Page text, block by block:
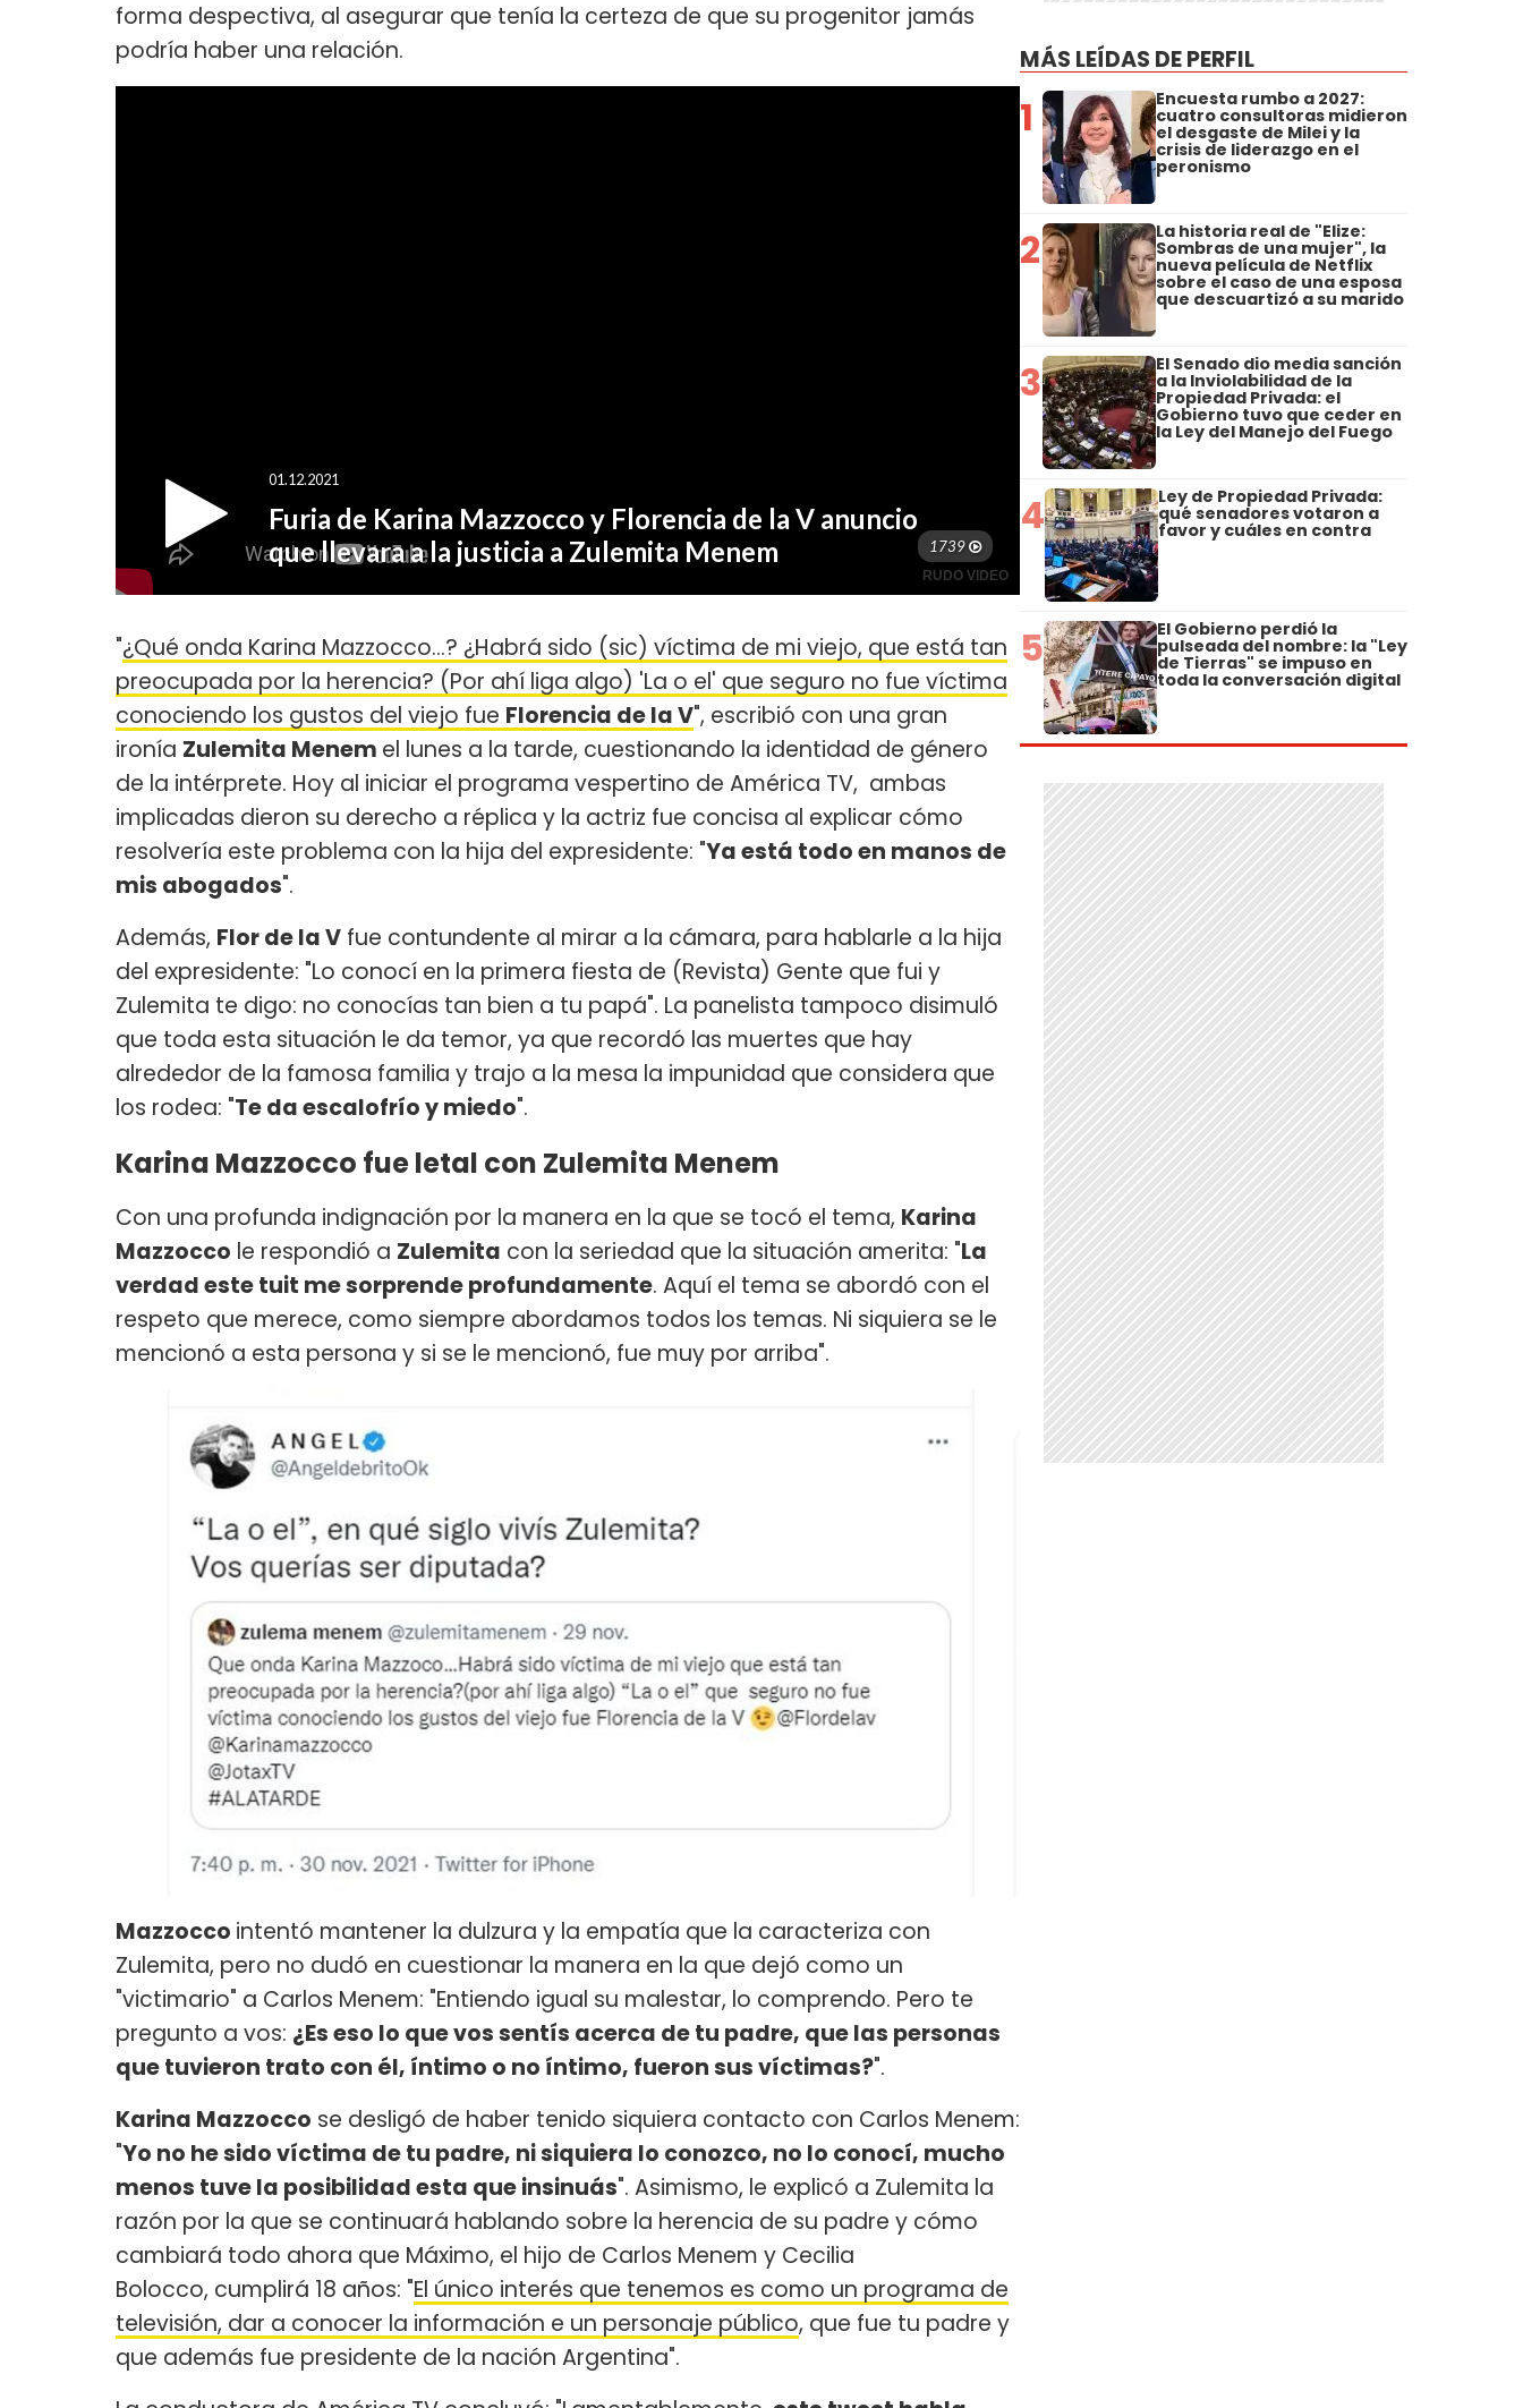
forma despectiva, al asegurar que tenía la certeza de que su progenitor jamás
podría haber una relación.
"¿Qué onda Karina Mazzocco...? ¿Habrá sido (sic) víctima de mi viejo, que está tan
preocupada por la herencia? (Por ahí liga algo) 'La o el' que seguro no fue víctima
conociendo los gustos del viejo fue Florencia de la V", escribió con una gran
ironía Zulemita Menem el lunes a la tarde, cuestionando la identidad de género
de la intérprete. Hoy al iniciar el programa vespertino de América TV, ambas
implicadas dieron su derecho a réplica y la actriz fue concisa al explicar cómo
resolvería este problema con la hija del expresidente: "Ya está todo en manos de
mis abogados".
Además, Flor de la V fue contundente al mirar a la cámara, para hablarle a la hija
del expresidente: "Lo conocí en la primera fiesta de (Revista) Gente que fui y
Zulemita te digo: no conocías tan bien a tu papá". La panelista tampoco disimuló
que toda esta situación le da temor, ya que recordó las muertes que hay
alrededor de la famosa familia y trajo a la mesa la impunidad que considera que
los rodea: "Te da escalofrío y miedo".
Karina Mazzocco fue letal con Zulemita Menem
Con una profunda indignación por la manera en la que se tocó el tema, Karina
Mazzocco le respondió a Zulemita con la seriedad que la situación amerita: "La
verdad este tuit me sorprende profundamente. Aquí el tema se abordó con el
respeto que merece, como siempre abordamos todos los temas. Ni siquiera se le
mencionó a esta persona y si se le mencionó, fue muy por arriba".
Mazzocco intentó mantener la dulzura y la empatía que la caracteriza con
Zulemita, pero no dudó en cuestionar la manera en la que dejó como un
"victimario" a Carlos Menem: "Entiendo igual su malestar, lo comprendo. Pero te
pregunto a vos: ¿Es eso lo que vos sentís acerca de tu padre, que las personas
que tuvieron trato con él, íntimo o no íntimo, fueron sus víctimas?".
Karina Mazzocco se desligó de haber tenido siquiera contacto con Carlos Menem:
"Yo no he sido víctima de tu padre, ni siquiera lo conozco, no lo conocí, mucho
menos tuve la posibilidad esta que insinuás". Asimismo, le explicó a Zulemita la
razón por la que se continuará hablando sobre la herencia de su padre y cómo
cambiará todo ahora que Máximo, el hijo de Carlos Menem y Cecilia
Bolocco, cumplirá 18 años: "El único interés que tenemos es como un programa de
televisión, dar a conocer la información e un personaje público, que fue tu padre y
que además fue presidente de la nación Argentina".
MÁS LEÍDAS DE PERFIL
1 Encuesta rumbo a 2027:
cuatro consultoras midieron
el desgaste de Milei y la
crisis de liderazgo en el
peronismo
2 La historia real de "Elize:
Sombras de una mujer", la
nueva película de Netflix
sobre el caso de una esposa
que descuartizó a su marido
3 El Senado dio media sanción
a la Inviolabilidad de la
Propiedad Privada: el
Gobierno tuvo que ceder en
la Ley del Manejo del Fuego
4 Ley de Propiedad Privada:
qué senadores votaron a
favor y cuáles en contra
5 El Gobierno perdió la
pulseada del nombre: la "Ley
de Tierras" se impuso en
toda la conversación digital